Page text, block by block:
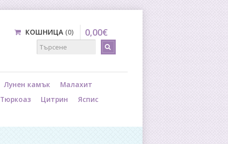
КОШНИЦА 0 0,00€
Лунен камък
Малахит
Тюркоаз Цитрин
Яспис